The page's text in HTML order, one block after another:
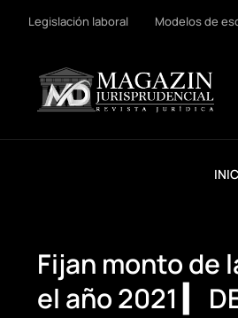
Legislación laboral Modelos de
Fijan monto de
el año 2021 ▎